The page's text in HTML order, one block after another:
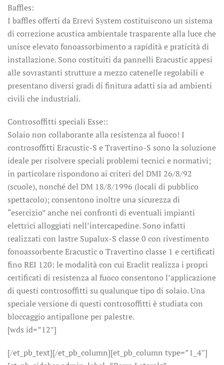
Baffles:
I baffles offerti da Errevi System costituiscono un sistema
di correzione acustica ambientale trasparente alla luce che
unisce elevato fonoassorbimento a rapidità e praticità di
installazione. Sono costituiti da pannelli Eracustic appesi
alle sovrastanti strutture a mezzo catenelle regolabili e
presentano diversi gradi di finitura adatti sia ad ambienti
civili che industriali.
Controsoffitti speciali Esse::
Solaio non collaborante alla resistenza al fuoco! I
controsoffitti Eracustic-S e Travertino-S sono la soluzione
ideale per risolvere speciali problemi tecnici e normativi;
in particolare rispondono ai criteri del DMI 26/8/92
(scuole), nonché del DM 18/8/1996 (locali di pubblico
spettacolo); consentono inoltre una sicurezza di
“esercizio” anche nei confronti di eventuali impianti
elettrici alloggiati nell’intercapedine. Sono infatti
realizzati con lastre Supalux-S classe 0 con rivestimento
fonoassorbente Eracustic o Travertino classe 1 e certificati
fino REI 120: le modalità con cui Eraclit realizza i propri
certificati di resistenza al fuoco consentono l’applicazione
di questi controsoffitti su qualunque tipo di solaio. Una
speciale versione di questi controsoffitti è studiata con
bloccaggio antipallone per palestre.
[wds id=”12″]
[/et_pb_text][/et_pb_column][et_pb_column type=”1_4″]